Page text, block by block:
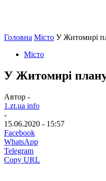
Головна Місто У Житомирі
Місто
У Житомирі
Автор -
1.zt.ua info
-
15.06.2020 - 15:57
Facebook
WhatsApp
Telegram
Copy URL